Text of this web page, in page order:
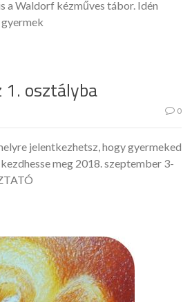
a Waldorf kézműves tábor. Idén
1. osztályba
0
jelentkezhetsz, hogy gyermeked
meg 2018. szeptember 3-